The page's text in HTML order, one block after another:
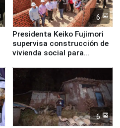
6
Presidenta Keiko Fujimori
supervisa construcción de
vivienda social para
6